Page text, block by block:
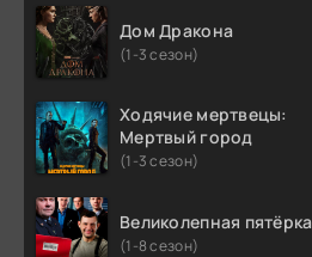
Дом Дракона
(1-3 сезон)
Ходячие мертвецы:
Мертвый город
(1-3 сезон)
Великолепная пятёрка
(1-8 сезон)